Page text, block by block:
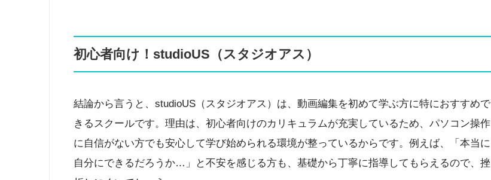
初心者向け！studioUS（スタジオアス）
結論から言うと、studioUS（スタジオアス）は、動画編集を初めて学ぶ方に特におすすめで
きるスクールです。理由は、初心者向けのカリキュラムが充実しているため、パソコン操作
に自信がない方でも安心して学び始められる環境が整っているからです。例えば、「本当に
自分にできるだろうか…」と不安を感じる方も、基礎から丁寧に指導してもらえるので、挫